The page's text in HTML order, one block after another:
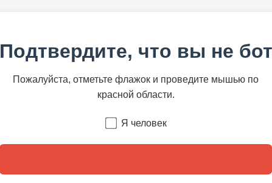
Подтвердите, что вы не бот
Пожалуйста, отметьте флажок и проведите мышью по
красной области.
Я человек